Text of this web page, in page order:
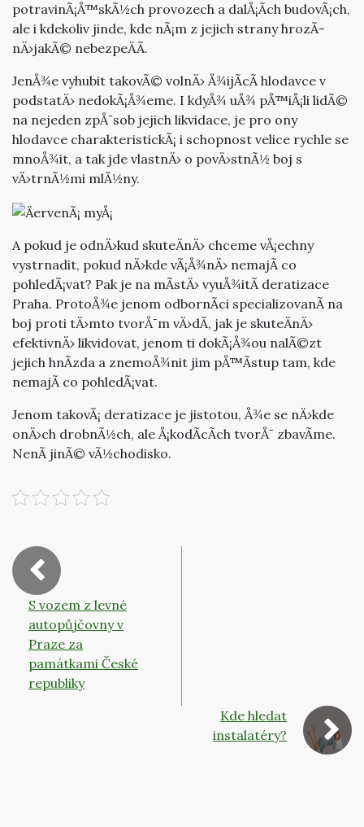
potravinÃ¡Å™skÃ½ch provozech a dalÅ¡Ã­ch budovÃ¡ch,
ale i kdekoliv jinde, kde nÃ¡m z jejich strany hrozÃ­
nÄ›jakÃ© nebezpeÄÃ­.
JenÅ¾e vyhubit takovÃ© volnÄ› Å¾ijÃ­cÃ­ hlodavce v
podstatÄ› nedokÃ¡Å¾eme. I kdyÅ¾ uÅ¾ pÅ™iÅ¡li lidÃ©
na nejeden zpÅ¯sob jejich likvidace, je pro ony
hlodavce charakteristickÃ¡ i schopnost velice rychle se
mnoÅ¾it, a tak jde vlastnÄ› o povÄ›stnÃ½ boj s
vÄ›trnÃ½mi mlÃ½ny.
A pokud je odnÄ›kud skuteÄnÄ› chceme vÅ¡echny
vystrnadit, pokud nÄ›kde vÃ¡Å¾nÄ› nemajÃ­ co
pohledÃ¡vat? Pak je na mÃ­stÄ› vyuÅ¾itÃ­ deratizace
Praha. ProtoÅ¾e jenom odbornÃ­ci specializovanÃ­ na
boj proti tÄ›mto tvorÅ¯m vÄ›dÃ­, jak je skuteÄnÄ›
efektivnÄ› likvidovat, jenom ti dokÃ¡Å¾ou nalÃ©zt
jejich hnÃ­zda a znemoÅ¾nit jim pÅ™Ã­stup tam, kde
nemajÃ­ co pohledÃ¡vat.
Jenom takovÃ¡ deratizace je jistotou, Å¾e se nÄ›kde
onÄ›ch drobnÃ½ch, ale Å¡kodÃ­cÃ­ch tvorÅ¯ zbavÃ­me.
NenÃ­ jinÃ© vÃ½chodisko.
S vozem z levné
autopůjčovny v
Praze za
památkami České
republiky
Kde hledat
instalatéry?